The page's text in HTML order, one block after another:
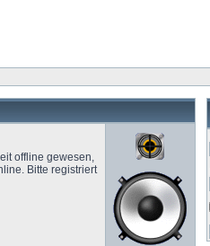
offline gewesen,
Bitte registriert